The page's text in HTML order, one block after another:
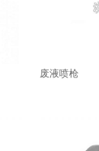
废液喷枪